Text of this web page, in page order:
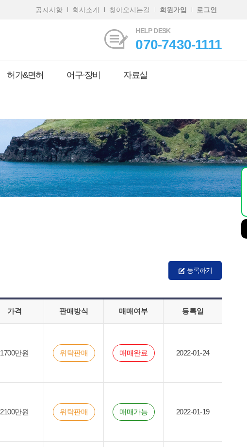
공지사항 회사소개 찾아오시는길 회원가입 로그인
HELP DESK
070-7430-1111
허가&면허 어구·장비 자료실
등록하기
가격 판매방식 매매여부 등록일
1700만원 위탁판매 매매완료 2022-01-24
2100만원 위탁판매 매매가능 2022-01-19